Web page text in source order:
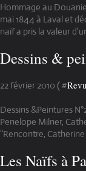
Hommage au
mai 1844 à Laval et
naïf a pris la valeur
Dessins &
22 février 2010 ( #
Dessins &Peintures
Penelope Milner,
"Rencontre, Catherine
Les Naïfs à